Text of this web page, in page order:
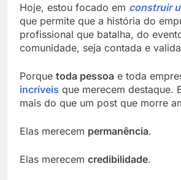
Hoje, estou focado em construir
que permite que a história do
profissional que batalha, do
comunidade, seja contada e
Porque toda pessoa e toda
incríveis que merecem destaque.
mais do que um post que morre
Elas merecem permanência.
Elas merecem credibilidade.